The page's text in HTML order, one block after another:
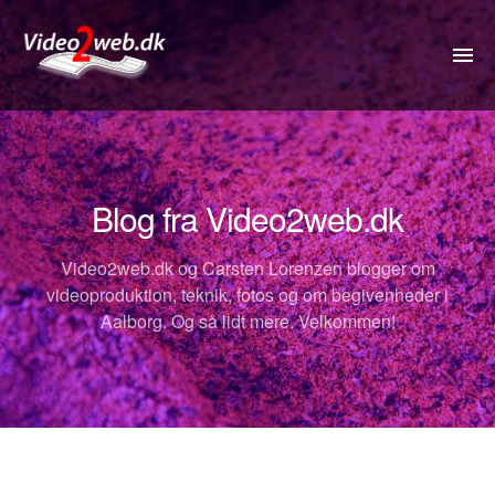
VIDEO
DRONE
360VIDEO
KOMMUNIKATION
FOTOS
REJSETIP
OM
Blog fra Video2web.dk
Video2web.dk og Carsten Lorenzen blogger om
videoproduktion, teknik, fotos og om begivenheder i
Aalborg. Og så lidt mere. Velkommen!